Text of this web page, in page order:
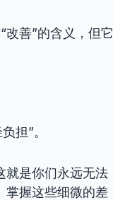
改善”的含义，但它
担”。
就是你们永远无法
掌握这些细微的差